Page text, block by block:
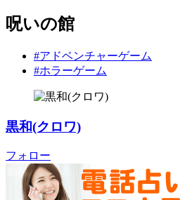
呪いの館
#アドベンチャーゲーム
#ホラーゲーム
黒和(クロワ)
フォロー